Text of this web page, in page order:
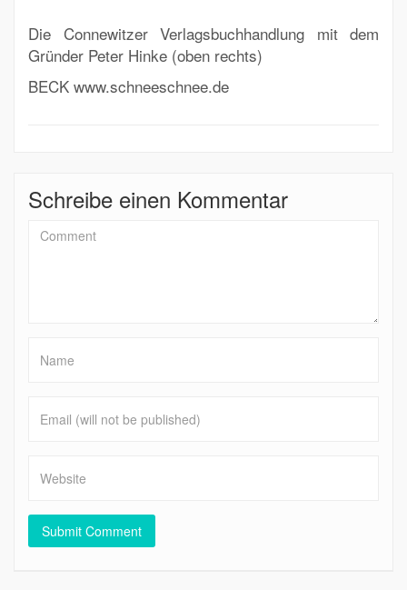
Die Connewitzer Verlagsbuchhandlung mit dem
Gründer Peter Hinke (oben rechts)
BECK www.schneeschnee.de
Schreibe einen Kommentar